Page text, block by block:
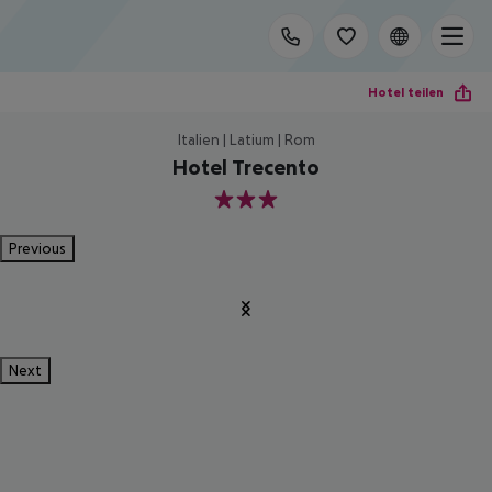
Hotel teilen
Italien | Latium | Rom
Hotel Trecento
3
Previous
Next